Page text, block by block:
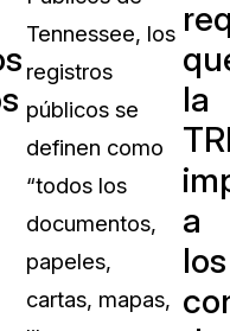
Frecuentes
preguntas frecuentes
Artículos
archivos de video con
mejorado
Tennessee, los
registros
públicos se
definen como
“todos los
documentos,
papeles,
cartas, mapas,
la
a
los